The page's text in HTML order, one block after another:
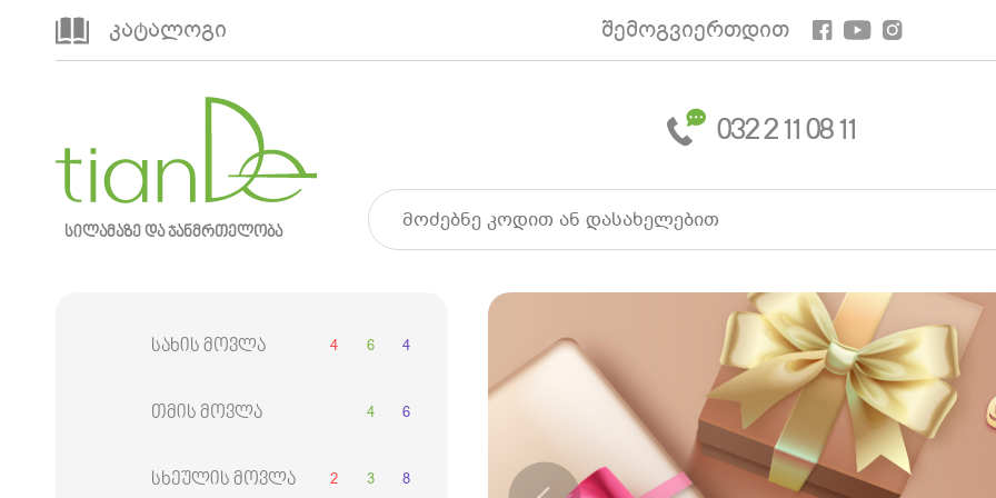
კატალოგი შემოგვიერთდით
სილამაზე და ჯანმრთელობა
032 2 11 08 11
სახის მოვლა 4 6 4
თმის მოვლა 4 6
სხეულის მოვლა 2 3 8